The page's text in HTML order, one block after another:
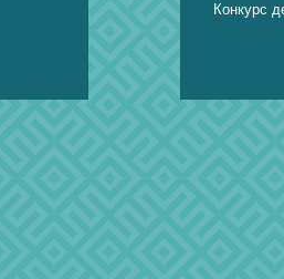
Конкурс